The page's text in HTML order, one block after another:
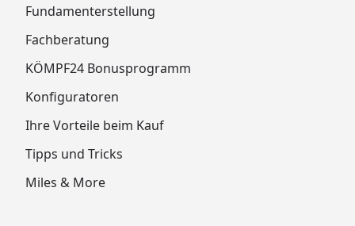
Fundamenterstellung
Fachberatung
KÖMPF24 Bonusprogramm
Konfiguratoren
Ihre Vorteile beim Kauf
Tipps und Tricks
Miles & More